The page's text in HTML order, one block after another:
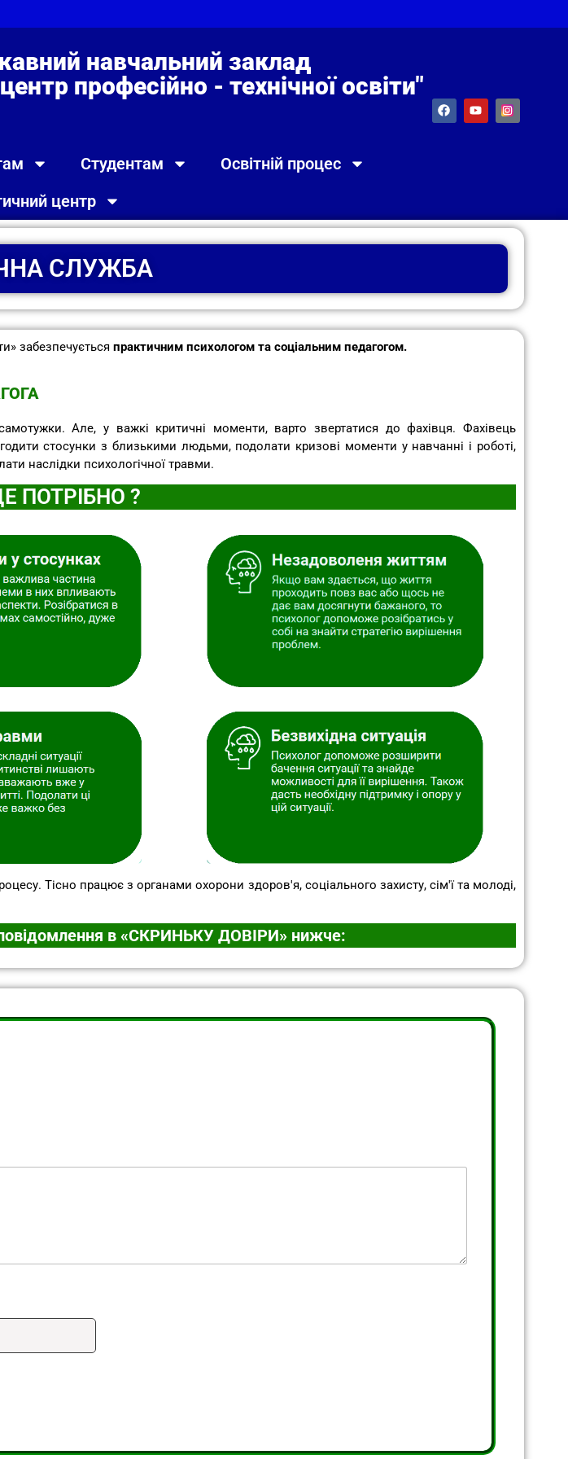
навчальний заклад
професійно - технічної освіти"
Студентам
Освітній процес
центр
СЛУЖБА
забезпечується практичним психологом та соціальним педагогом.
Але, у важкі критичні моменти, варто звертатися до фахівця. Фахівець
стосунки з близькими людьми, подолати кризові моменти у навчанні і роботі,
наслідки психологічної травми.
ПОТРІБНО ?
Тісно працює з органами охорони здоров′я, соціального захисту, сім′ї та молоді,
в «СКРИНЬКУ ДОВІРИ» нижче: